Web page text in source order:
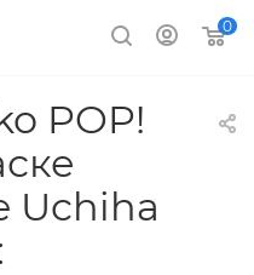
0
POP!
Uchiha